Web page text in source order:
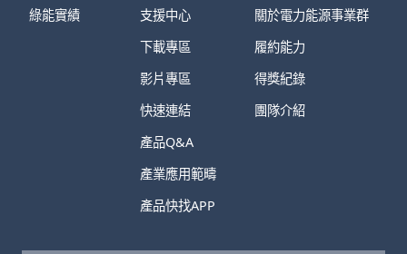
綠能實績
支援中心
下載專區
影片專區
快速連結
產品Q&A
產業應用範疇
產品快找APP
關於電力能源事業群
履約能力
得獎紀錄
團隊介紹